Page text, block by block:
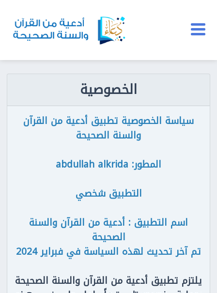
الخصوصية
سياسة الخصوصية تطبيق أدعية من القرآن
والسنة الصحيحة
المطور: abdullah alkrida
التطبيق شخصي
اسم التطبيق : أدعية من القرآن والسنة
الصحيحة
تم آخر تحديث لهذه السياسة في فبراير 2024
يلتزم تطبيق أدعية من القرآن والسنة الصحيحة